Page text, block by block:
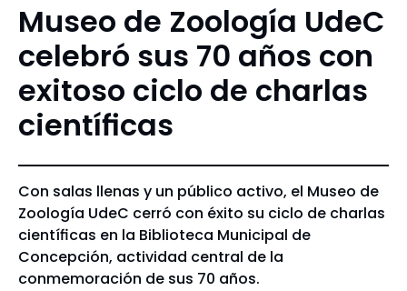
Museo de Zoología UdeC
celebró sus 70 años con
exitoso ciclo de charlas
científicas
Con salas llenas y un público activo, el Museo de
Zoología UdeC cerró con éxito su ciclo de charlas
científicas en la Biblioteca Municipal de
Concepción, actividad central de la
conmemoración de sus 70 años.